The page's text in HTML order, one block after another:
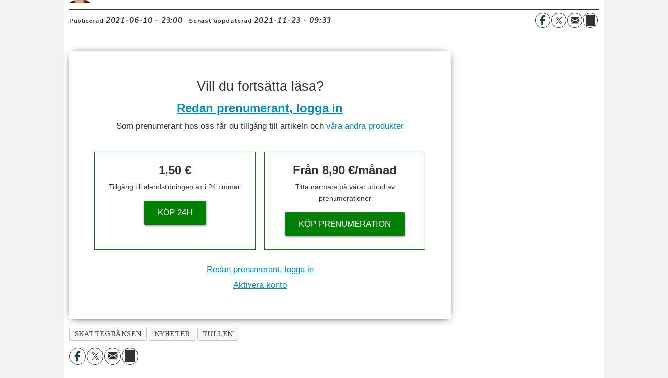
Publicerad 2021-06-10 - 23:00 Senast uppdaterad 2021-11-23 - 09:33
Vill du fortsätta läsa?
Redan prenumerant, logga in
Som prenumerant hos oss får du tillgång till artikeln ochvåra andra produkter
1,50 €
Tillgång till alandstidningen.ax i 24 timmar.
KÖP 24H
Från 8,90 €/månad
Titta närmare på vårat utbud av
prenumerationer
KÖP PRENUMERATION
Redan prenumerant, logga in
Aktivera konto
SKATTEGRÄNSEN NYHETER TULLEN